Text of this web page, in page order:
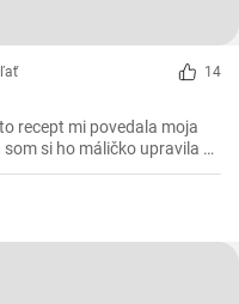
14
recept mi povedala moja
si ho máličko upravila a